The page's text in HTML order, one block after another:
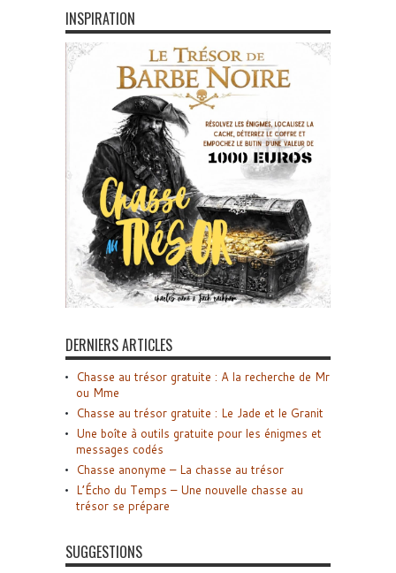
INSPIRATION
DERNIERS ARTICLES
Chasse au trésor gratuite : A la recherche de Mr
ou Mme
Chasse au trésor gratuite : Le Jade et le Granit
Une boîte à outils gratuite pour les énigmes et
messages codés
Chasse anonyme – La chasse au trésor
L’Écho du Temps – Une nouvelle chasse au
trésor se prépare
SUGGESTIONS